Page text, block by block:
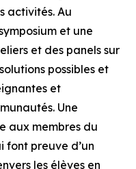
activités. Au
et une
et des panels sur
possibles et
et
Une
aux membres du
font preuve d’un
les élèves en